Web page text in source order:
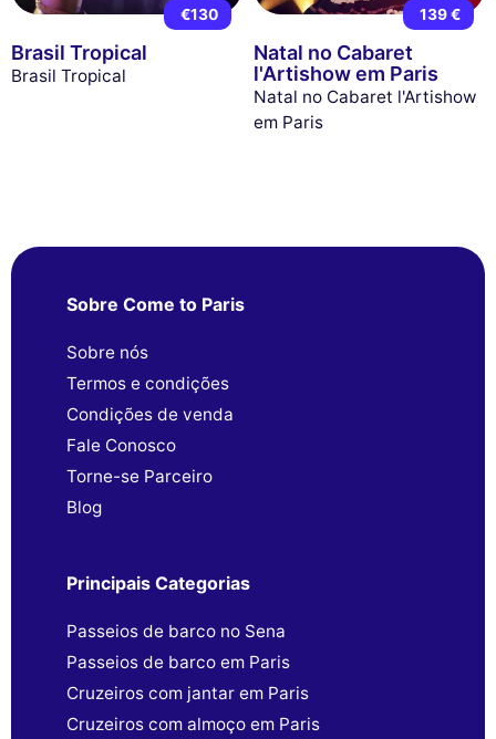
€130
Brasil Tropical
Brasil Tropical
139 €
Natal no Cabaret
l'Artishow em Paris
Natal no Cabaret l'Artishow
em Paris
Sobre Come to Paris
Sobre nós
Termos e condições
Condições de venda
Fale Conosco
Torne-se Parceiro
Blog
Principais Categorias
Passeios de barco no Sena
Passeios de barco em Paris
Cruzeiros com jantar em Paris
Cruzeiros com almoço em Paris